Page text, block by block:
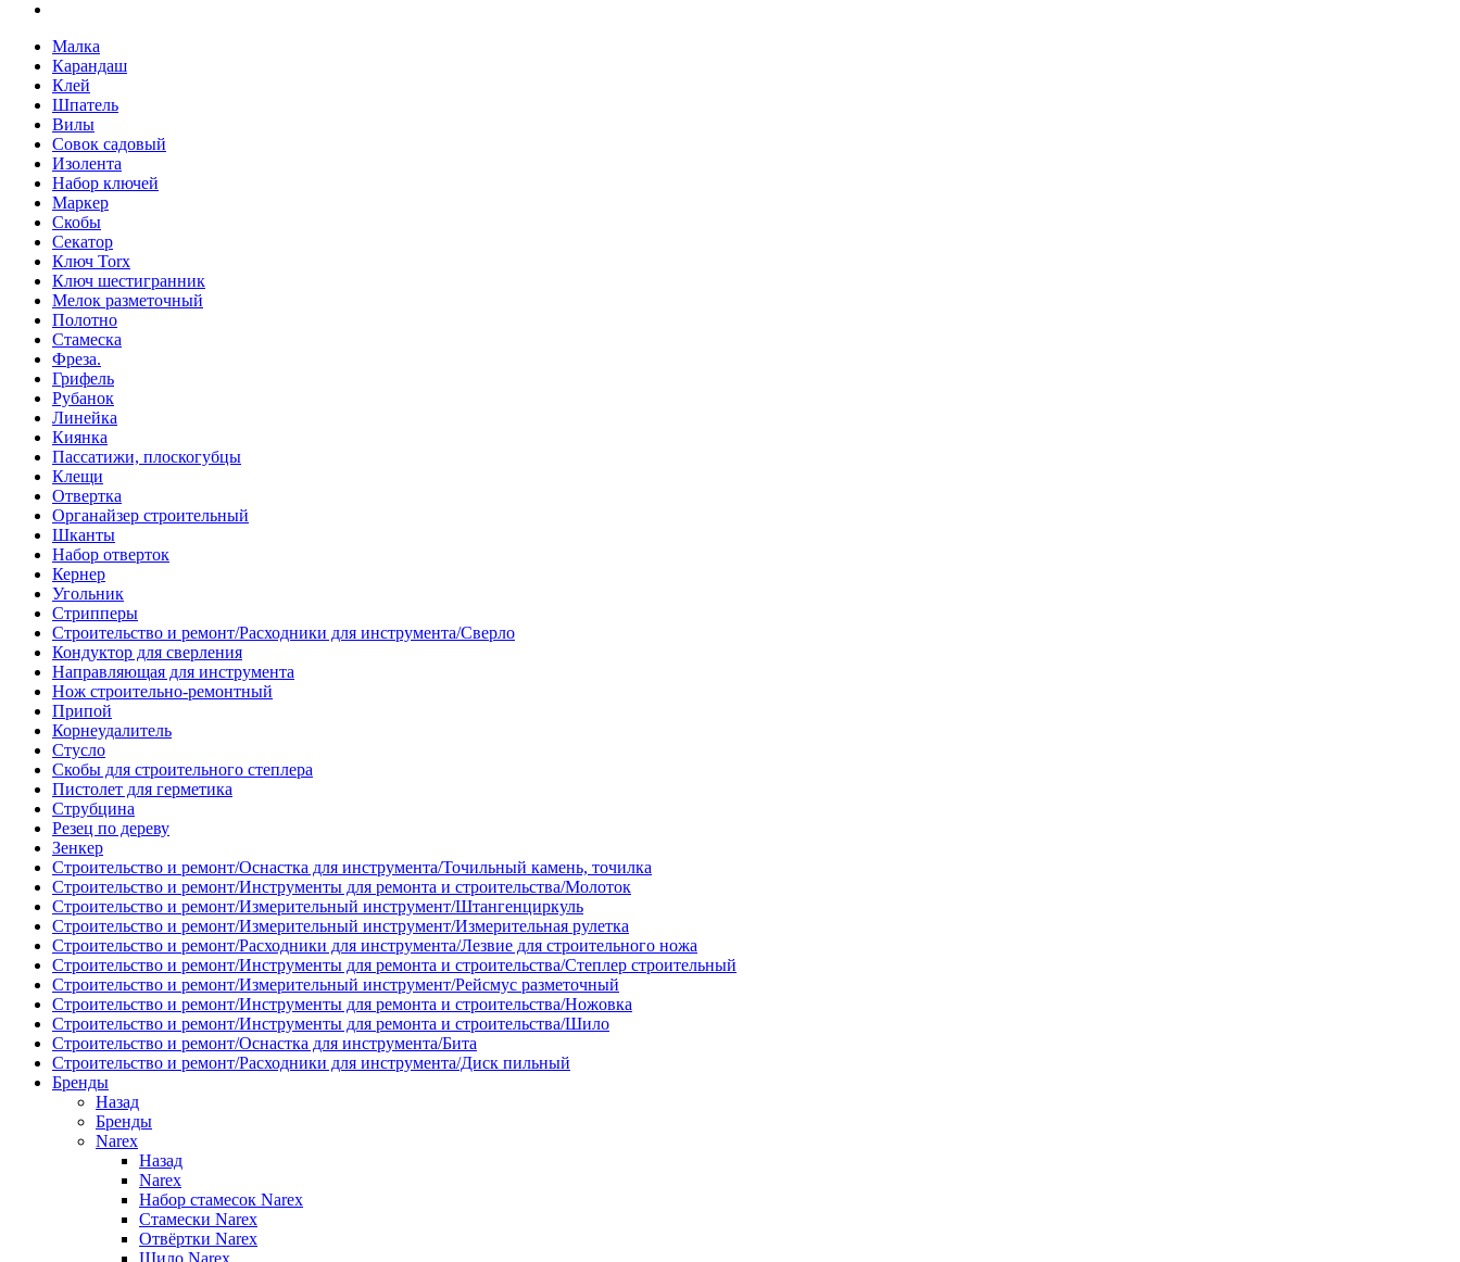
Малка
Карандаш
Клей
Шпатель
Вилы
Совок садовый
Изолента
Набор ключей
Маркер
Скобы
Секатор
Ключ Torx
Ключ шестигранник
Мелок разметочный
Полотно
Стамеска
Фреза.
Грифель
Рубанок
Линейка
Киянка
Пассатижи, плоскогубцы
Клещи
Отвертка
Органайзер строительный
Шканты
Набор отверток
Кернер
Угольник
Стрипперы
Строительство и ремонт/Расходники для инструмента/Сверло
Кондуктор для сверления
Направляющая для инструмента
Нож строительно-ремонтный
Припой
Корнеудалитель
Стусло
Скобы для строительного степлера
Пистолет для герметика
Струбцина
Резец по дереву
Зенкер
Строительство и ремонт/Оснастка для инструмента/Точильный камень, точилка
Строительство и ремонт/Инструменты для ремонта и строительства/Молоток
Строительство и ремонт/Измерительный инструмент/Штангенциркуль
Строительство и ремонт/Измерительный инструмент/Измерительная рулетка
Строительство и ремонт/Расходники для инструмента/Лезвие для строительного ножа
Строительство и ремонт/Инструменты для ремонта и строительства/Степлер строительный
Строительство и ремонт/Измерительный инструмент/Рейсмус разметочный
Строительство и ремонт/Инструменты для ремонта и строительства/Ножовка
Строительство и ремонт/Инструменты для ремонта и строительства/Шило
Строительство и ремонт/Оснастка для инструмента/Бита
Строительство и ремонт/Расходники для инструмента/Диск пильный
Бренды
Назад
Бренды
Narex
Назад
Narex
Набор стамесок Narex
Стамески Narex
Отвёртки Narex
Шило Narex